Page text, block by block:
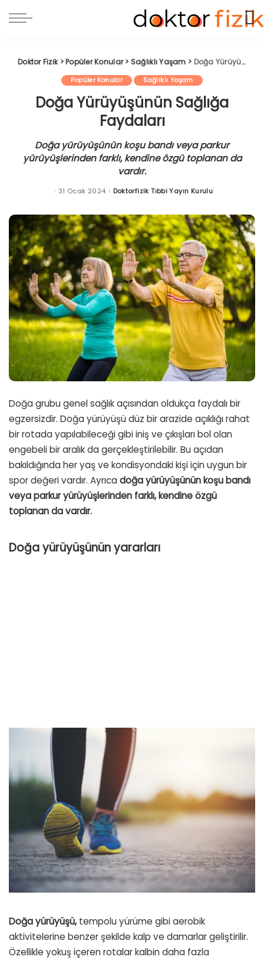
Doktor Fizik>Popüler Konular> Sağlıklı Yaşam > Doğa Yürüyüşünün Sağlığa Faydaları
Popüler Konular Sağlıklı Yaşam
Doğa Yürüyüşünün Sağlığa
Faydaları
Doğa yürüyüşünün koşu bandı veya parkur
yürüyüşlerinden farklı, kendine özgü toplanan da
vardır.
31 Ocak 2024Posted
Doktorfizik Tıbbi Yayın Kurulu
Doğa grubu genel sağlık açısından oldukça faydalı bir
egzersizdir. Doğa yürüyüşü düz bir arazide açıklığı rahat
bir rotada yapılabileceği gibi iniş ve çıkışları bol olan
engebeli bir aralık da gerçekleştirilebilir. Bu açıdan
bakıldığında her yaş ve kondisyondaki kişi için uygun bir
spor değeri vardır. Ayrıca doğa yürüyüşünün koşu bandı
veya parkur yürüyüşlerinden farklı, kendine özgü
toplanan da vardır.
Doğayürüyüşünün yararları
Doğa yürüyüşü,tempolu yürüme gibi aerobik
aktivitelerine benzer şekilde kalp ve damarlar geliştirilir.
Özellikle yokuş içeren rotalar kalbin daha fazla